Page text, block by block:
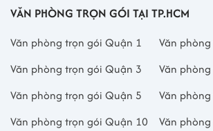
VĂN PHÒNG TRỌN GÓI TẠI TP.HCM
Văn phòng trọn gói Quận 1
Văn
Văn phòng trọn gói Quận 3
Văn
Văn phòng trọn gói Quận 5
Văn
Văn phòng trọn gói Quận 10
Văn